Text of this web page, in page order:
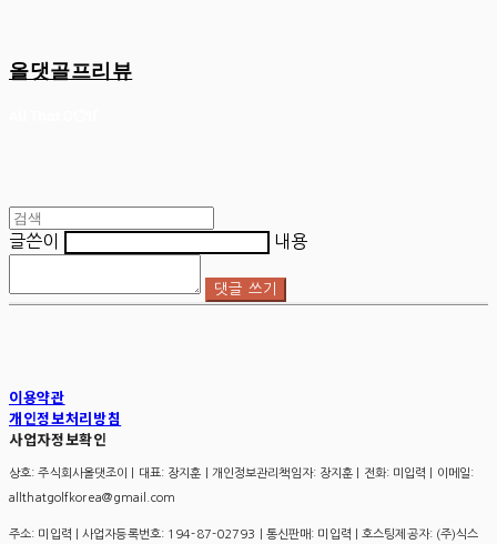
올댓골프리뷰
글쓴이 내용
댓글 쓰기
이용약관
개인정보처리방침
사업자정보확인
상호: 주식회사올댓조이 | 대표: 장지훈 | 개인정보관리책임자: 장지훈 | 전화: 미입력 | 이메일:
allthatgolfkorea@gmail.com
주소: 미입력 | 사업자등록번호: 194-87-02793 | 통신판매: 미입력 | 호스팅제공자: (주)식스